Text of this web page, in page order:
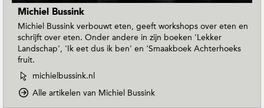
Michiel Bussink
Michiel Bussink verbouwt eten, geeft workshops over eten en
schrijft over eten. Onder andere in zijn boeken 'Lekker
Landschap', 'Ik eet dus ik ben' en 'Smaakboek Achterhoeks
fruit.
W
b
michielbussink.nl
Alle artikelen van Michiel Bussinko